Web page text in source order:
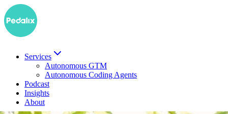
Services
Autonomous GTM
Autonomous Coding Agents
Podcast
Insights
About